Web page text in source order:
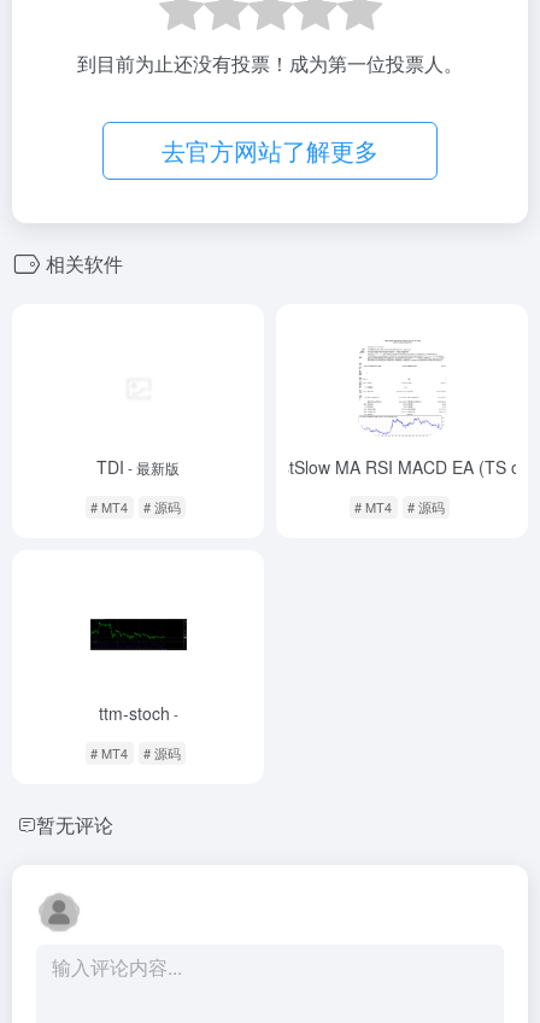
到目前为止还没有投票！成为第一位投票人。
去官方网站了解更多
相关软件
TDI - 最新版
# MT4 # 源码
FastSlow MA RSI MACD EA (TS ok)
# MT4 # 源码
ttm-stoch -
# MT4 # 源码
暂无评论